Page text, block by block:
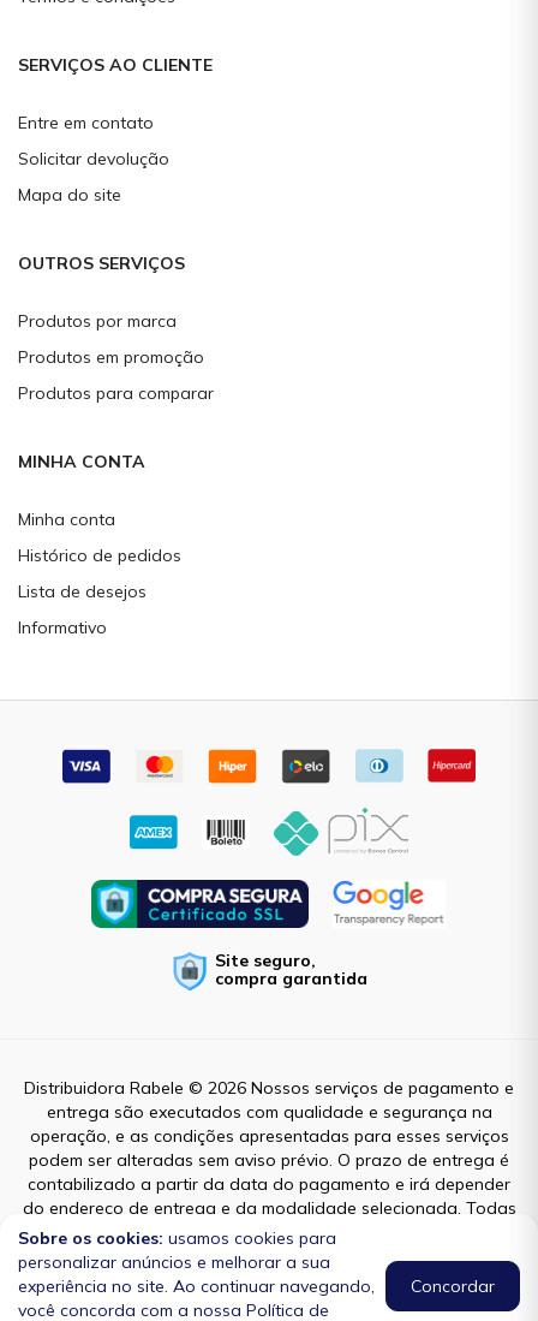
Sobre os cookies: usamos cookies para
personalizar anúncios e melhorar a sua
experiência no site. Ao continuar navegando,
você concorda com a nossa Política de
Concordar
SERVIÇOS AO CLIENTE
Entre em contato
Solicitar devolução
Mapa do site
OUTROS SERVIÇOS
Produtos por marca
Produtos em promoção
Produtos para comparar
MINHA CONTA
Minha conta
Histórico de pedidos
Lista de desejos
Informativo
Site seguro,
compra garantida
Distribuidora Rabele © 2026 Nossos serviços de pagamento e
entrega são executados com qualidade e segurança na
operação, e as condições apresentadas para esses serviços
podem ser alteradas sem aviso prévio. O prazo de entrega é
contabilizado a partir da data do pagamento e irá depender
do endereço de entrega e da modalidade selecionada. Todas
as ofertas de produto são válidas enquanto durar o estoque e
estão sujeitas a alterações de preço e condições.
01.736.167/0001-88